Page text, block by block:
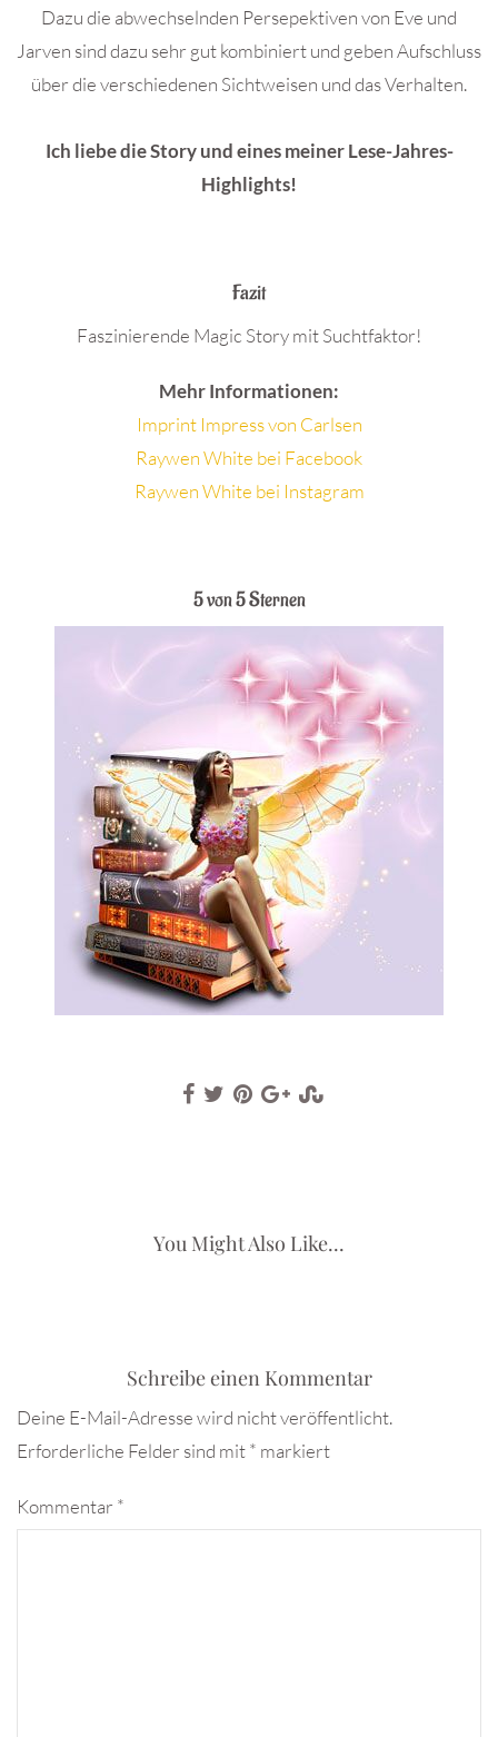
Dazu die abwechselnden Persepektiven von Eve und
Jarven sind dazu sehr gut kombiniert und geben Aufschluss
über die verschiedenen Sichtweisen und das Verhalten.
Ich liebe die Story und eines meiner Lese-Jahres-
Highlights!
Fazit
Faszinierende Magic Story mit Suchtfaktor!
Mehr Informationen:
Imprint Impress von Carlsen
Raywen White bei Facebook
Raywen White bei Instagram
5 von 5 Sternen
You Might Also Like...
Schreibe einen Kommentar
Deine E-Mail-Adresse wird nicht veröffentlicht.
Erforderliche Felder sind mit* markiert
Kommentar *